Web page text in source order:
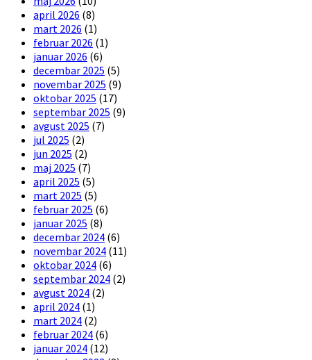
april 2026 (8)
mart 2026 (1)
februar 2026 (1)
januar 2026 (6)
decembar 2025 (5)
novembar 2025 (9)
oktobar 2025 (17)
septembar 2025 (9)
avgust 2025 (7)
jul 2025 (2)
jun 2025 (2)
maj 2025 (7)
april 2025 (5)
mart 2025 (5)
februar 2025 (6)
januar 2025 (8)
decembar 2024 (6)
novembar 2024 (11)
oktobar 2024 (6)
septembar 2024 (2)
avgust 2024 (2)
april 2024 (1)
mart 2024 (2)
februar 2024 (6)
januar 2024 (12)